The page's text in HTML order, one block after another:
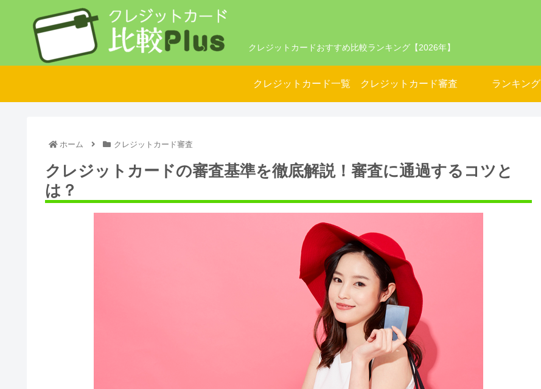
クレジットカードおすすめ比較ランキング【2026年】
クレジットカード一覧 クレジットカード審査 ランキング
ホーム クレジットカード審査
クレジットカードの審査基準を徹底解説！審査に通過するコツと
は？